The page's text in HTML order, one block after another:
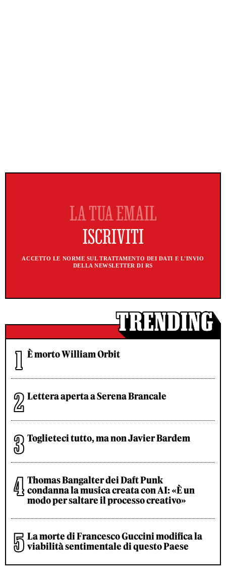
ACCETTO LE NORME SUL TRATTAMENTO DEI DATI E L'INVIO
DELLA NEWSLETTER DI RS
È morto William Orbit
Lettera aperta a Serena Brancale
Toglieteci tutto, ma non Javier Bardem
Thomas Bangalter dei Daft Punk
condanna la musica creata con AI: «È un
modo per saltare il processo creativo»
La morte di Francesco Guccini modifica la
viabilità sentimentale di questo Paese